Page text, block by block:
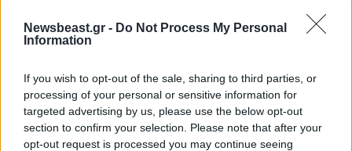
Newsbeast.gr - Do Not Process My Personal
Information
If you wish to opt-out of the sale, sharing to third parties, or
processing of your personal or sensitive information for
targeted advertising by us, please use the below opt-out
section to confirm your selection. Please note that after your
opt-out request is processed you may continue seeing
Απαντήστε 0